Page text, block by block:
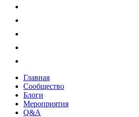
Главная
Сообщество
Блоги
Мероприятия
Q&A